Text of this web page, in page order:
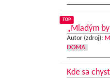
TOP
„Mladým
Autor (zdroj):
DOMA
Kde sa